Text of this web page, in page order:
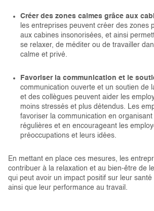
Créer des zones calmes grâce aux
les entreprises peuvent créer des zones
aux cabines insonorisées, et ainsi
se relaxer, de méditer ou de travailler
calme et privé.
Favoriser la communication et le
communication ouverte et un soutien de
et des collègues peuvent aider les
moins stressés et plus détendus. Les
favoriser la communication en
régulières et en encourageant les
préoccupations et leurs idées.
En mettant en place ces mesures, les
contribuer à la relaxation et au bien-être de
qui peut avoir un impact positif sur leur
ainsi que leur performance au travail.